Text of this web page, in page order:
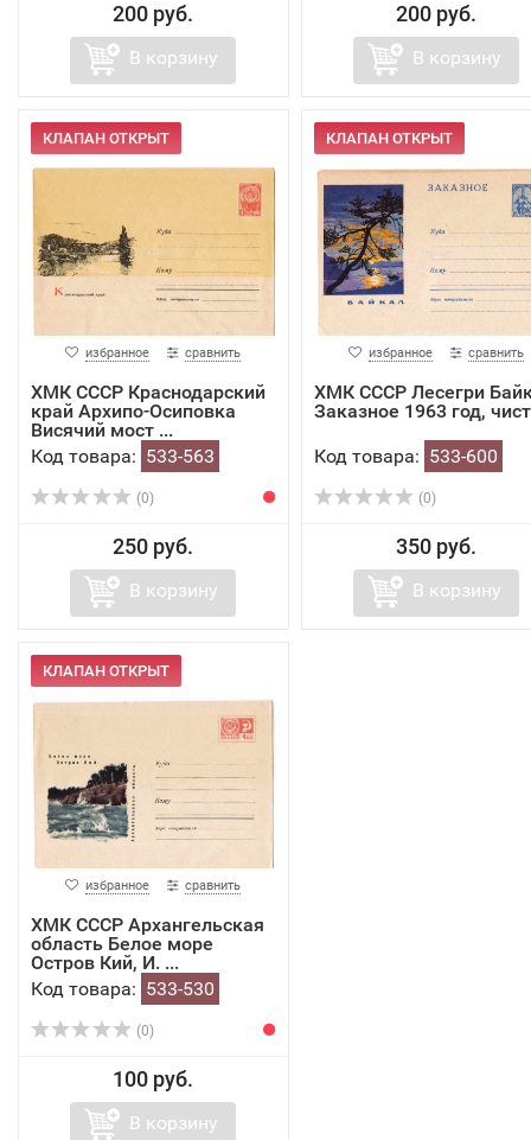
200 руб.
В корзину
200 руб.
В корзину
КЛАПАН ОТКРЫТ
избранное сравнить
ХМК СССР Краснодарский
край Архипо-Осиповка
Висячий мост ...
Код товара: 533-563
(0)
250 руб.
В корзину
КЛАПАН ОТКРЫТ
избранное сравнить
ХМК СССР Лесегри
Заказное 1963 год,
Код товара: 533-600
(0)
350 руб.
В корзину
КЛАПАН ОТКРЫТ
избранное сравнить
ХМК СССР Архангельская
область Белое море
Остров Кий, И. ...
Код товара: 533-530
(0)
100 руб.
В корзину